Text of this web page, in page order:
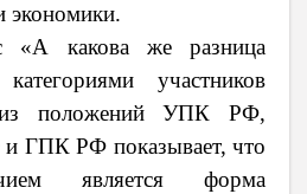
экономики.
«А какова же разница
участников
положений УПК РФ,
РФ показывает, что
является форма